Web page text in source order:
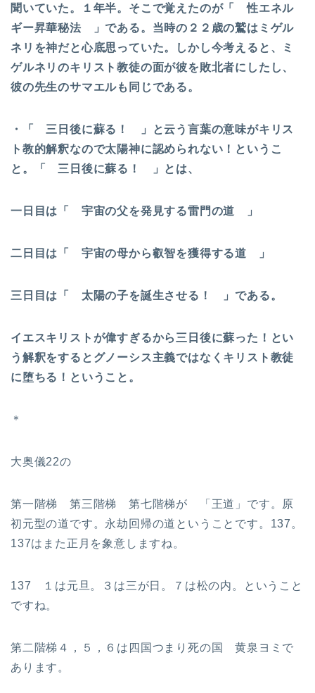
聞いていた。１年半。そこで覚えたのが「 性エネル
ギー昇華秘法 」である。当時の２２歳の鷲はミゲル
ネリを神だと心底思っていた。しかし今考えると、ミ
ゲルネリのキリスト教徒の面が彼を敗北者にしたし、
彼の先生のサマエルも同じである。
・「 三日後に蘇る！ 」と云う言葉の意味がキリス
ト教的解釈なので太陽神に認められない！というこ
と。「 三日後に蘇る！ 」とは、
一日目は「 宇宙の父を発見する雷門の道 」
二日目は「 宇宙の母から叡智を獲得する道 」
三日目は「 太陽の子を誕生させる！ 」である。
イエスキリストが偉すぎるから三日後に蘇った！とい
う解釈をするとグノーシス主義ではなくキリスト教徒
に堕ちる！ということ。
＊
大奥儀22の
第一階梯 第三階梯 第七階梯が 「王道」です。原
初元型の道です。永劫回帰の道ということです。137。
137はまた正月を象意しますね。
137 １は元旦。３は三が日。７は松の内。ということ
ですね。
第二階梯４，５，６は四国つまり死の国 黄泉ヨミで
あります。